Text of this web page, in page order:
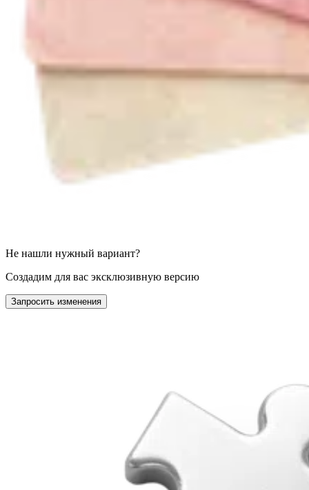
Не нашли нужный вариант?
Создадим для вас эксклюзивную версию
Запросить изменения